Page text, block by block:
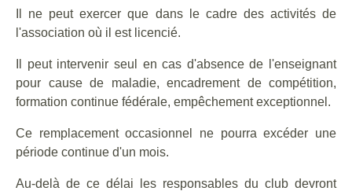
Il ne peut exercer que dans le cadre des activités de
l'association où il est licencié.
Il peut intervenir seul en cas d'absence de l'enseignant
pour cause de maladie, encadrement de compétition,
formation continue fédérale, empêchement exceptionnel.
Ce remplacement occasionnel ne pourra excéder une
période continue d'un mois.
Au-delà de ce délai les responsables du club devront